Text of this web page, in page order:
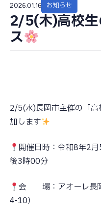
会社案内
お知らせ
採用情報
プライバシーポリシー
キタガワグループ調達基
2026.01.16 お知らせ
2/5(木)高校生
ス
2/5(水)長岡市主催の「
加します
開催日時：令和8年2
後3時00分
会 場：アオーレ長
4-10）